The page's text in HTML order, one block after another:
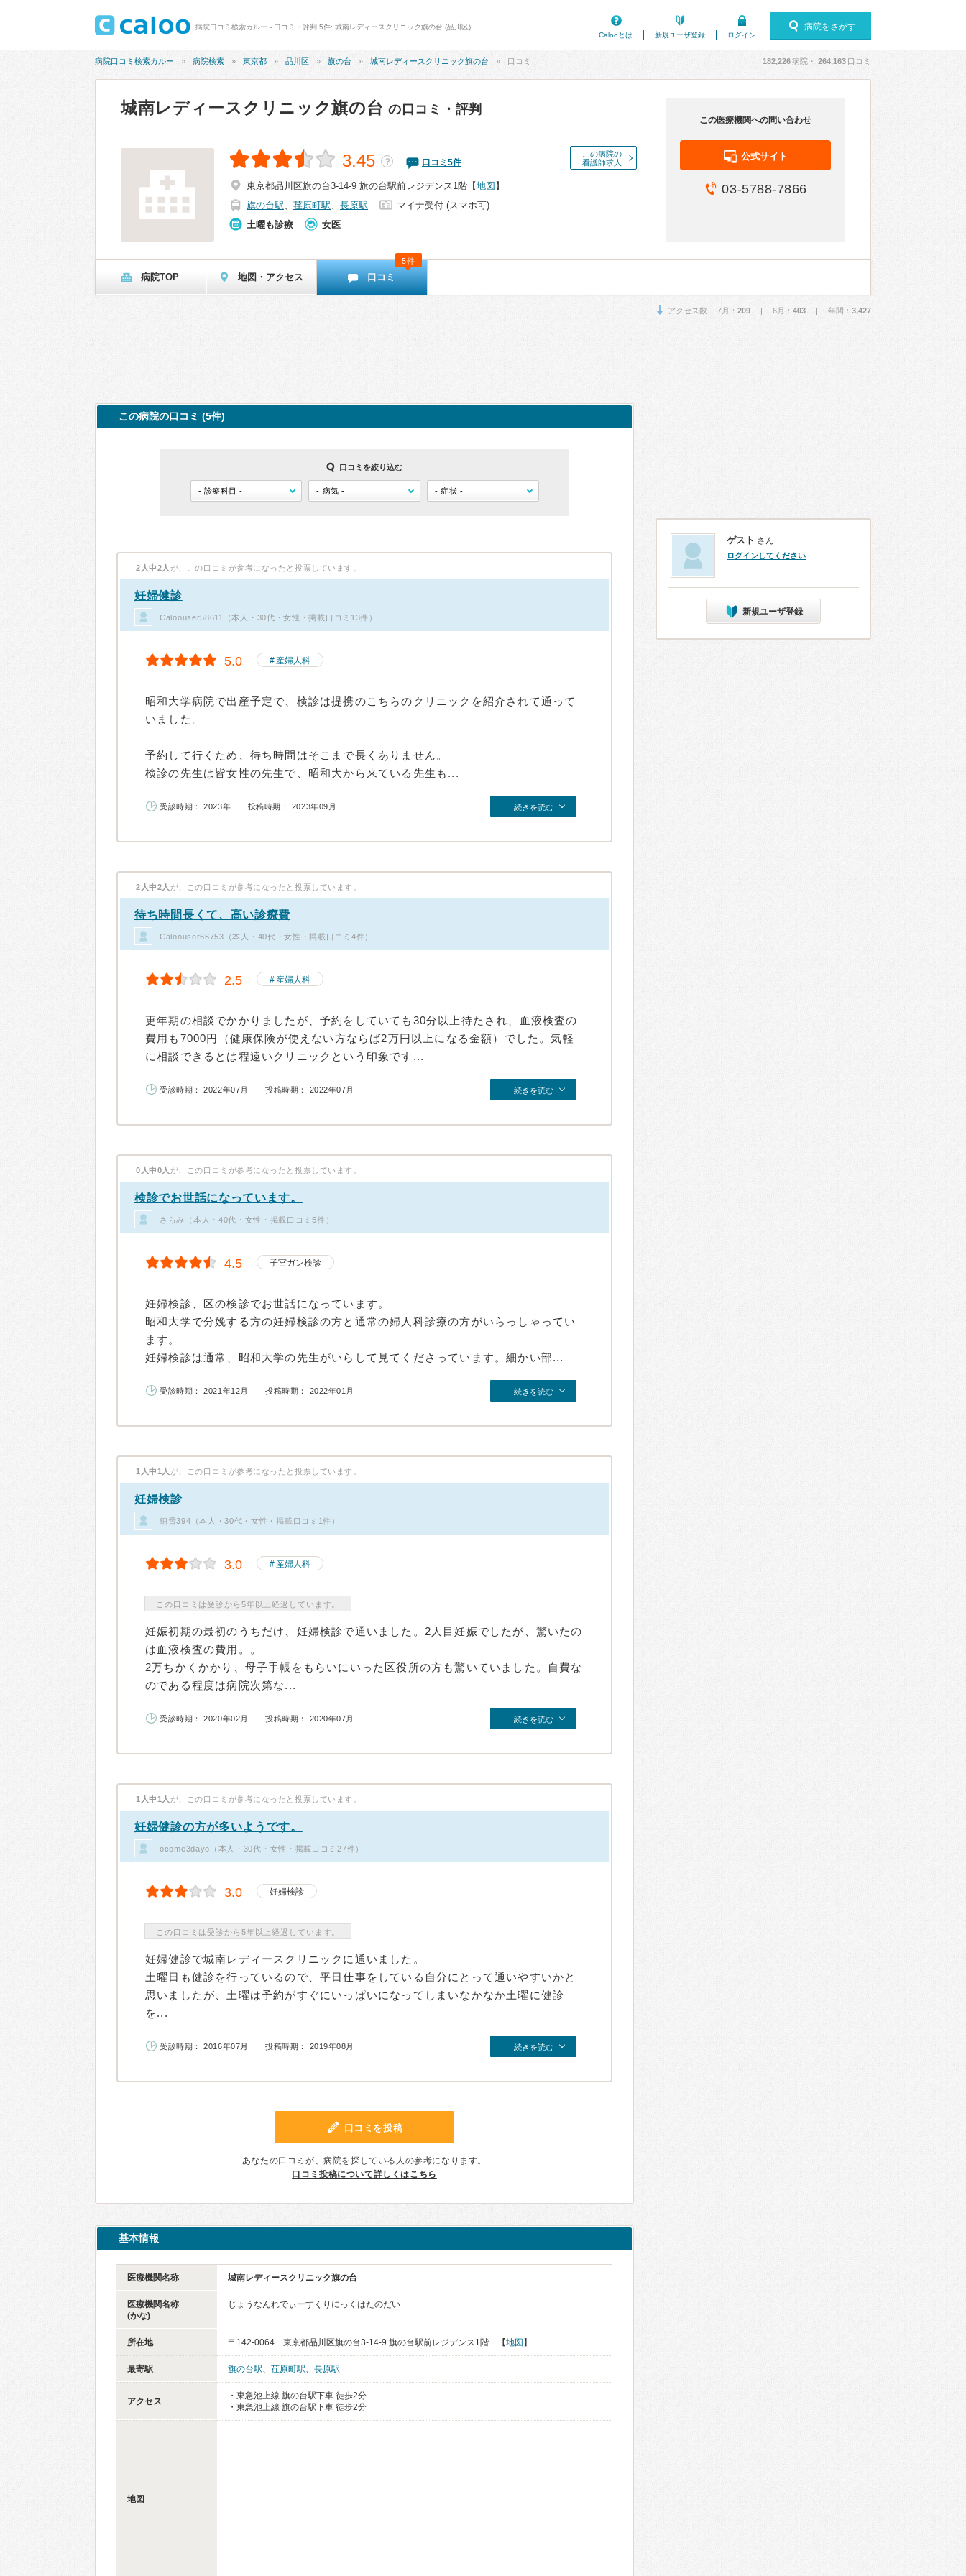
病院口コミ検索カルー - 口コミ・評判 5件: 城南レディースクリニック旗の台 (品川区)
Calooとは
新規ユーザ登録 ログイン
病院をさがす
病院口コミ検索カルー 病院検索 東京都 品川区 旗の台 城南レディースクリニック旗の台 口コミ 182,226病院・ 264,163 口コミ
城南レディースクリニック旗の台 の口コミ・評判
この病院の
看護師求人
3.45 ？ 口コミ 5件
東京都品川区旗の台3-14-9 旗の台駅前レジデンス1階 【地図 】
旗の台駅、 荏原町駅、 長原駅
マイナ受付 (スマホ可)
土曜も診療
女医
この医療機関への問い合わせ
公式サイト
03-5788-7866
病院TOP 地図・アクセス 口コミ
5件
アクセス数 7月： 209 | 6月： 403 | 年間： 3,427
この病院の口コミ (5件)
口コミを絞り込む
2人中2人 が、この口コミが参考になったと投票しています。
妊婦健診
Caloouser58611（本人・30代・女性・掲載口コミ13件）
5.0 産婦人科
昭和大学病院で出産予定で、検診は提携のこちらのクリニックを紹介されて通って
いました。
予約して行くため、待ち時間はそこまで長くありません。
検診の先生は皆女性の先生で、昭和大から来ている先生も...
受診時期： 2023年 投稿時期： 2023年09月 続きを読む
2人中2人 が、この口コミが参考になったと投票しています。
待ち時間長くて、高い診療費
Caloouser66753（本人・40代・女性・掲載口コミ4件）
2.5 産婦人科
更年期の相談でかかりましたが、予約をしていても30分以上待たされ、血液検査の
費用も7000円（健康保険が使えない方ならば2万円以上になる金額）でした。気軽
に相談できるとは程遠いクリニックという印象です...
受診時期： 2022年07月 投稿時期： 2022年07月 続きを読む
0人中0人 が、この口コミが参考になったと投票しています。
検診でお世話になっています。
さらみ（本人・40代・女性・掲載口コミ5件）
4.5 子宮ガン検診
妊婦検診、区の検診でお世話になっています。
昭和大学で分娩する方の妊婦検診の方と通常の婦人科診療の方がいらっしゃってい
ます。
妊婦検診は通常、昭和大学の先生がいらして見てくださっています。細かい部...
受診時期： 2021年12月 投稿時期： 2022年01月 続きを読む
1人中1人 が、この口コミが参考になったと投票しています。
妊婦検診
細雪394（本人・30代・女性・掲載口コミ1件）
3.0 産婦人科
この口コミは受診から5年以上経過しています。
妊娠初期の最初のうちだけ、妊婦検診で通いました。2人目妊娠でしたが、驚いたの
は血液検査の費用。。
2万ちかくかかり、母子手帳をもらいにいった区役所の方も驚いていました。自費な
のである程度は病院次第な...
受診時期： 2020年02月 投稿時期： 2020年07月 続きを読む
1人中1人 が、この口コミが参考になったと投票しています。
妊婦健診の方が多いようです。
ocome3dayo（本人・30代・女性・掲載口コミ27件）
3.0 妊婦検診
この口コミは受診から5年以上経過しています。
妊婦健診で城南レディースクリニックに通いました。
土曜日も健診を行っているので、平日仕事をしている自分にとって通いやすいかと
思いましたが、土曜は予約がすぐにいっぱいになってしまいなかなか土曜に健診
を...
受診時期： 2016年07月 投稿時期： 2019年08月 続きを読む
口コミを投稿
あなたの口コミが、病院を探している人の参考になります。
口コミ投稿について詳しくはこちら
基本情報
医療機関名称 城南レディースクリニック旗の台
医療機関名称
(かな)
じょうなんれでぃーすくりにっくはたのだい
所在地 〒142-0064 東京都品川区旗の台3-14-9 旗の台駅前レジデンス1階 【地図 】
最寄駅 旗の台駅、 荏原町駅、 長原駅
アクセス
・東急池上線 旗の台駅下車 徒歩2分
・東急池上線 旗の台駅下車 徒歩2分
地図
ゲスト さん
ログインしてください
新規ユーザ登録